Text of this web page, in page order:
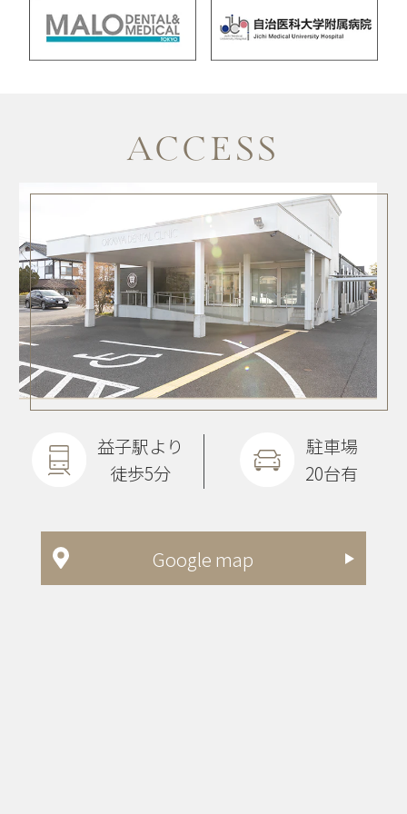
Google map
ACCESS
益子駅より
徒歩5分
駐車場
20台有